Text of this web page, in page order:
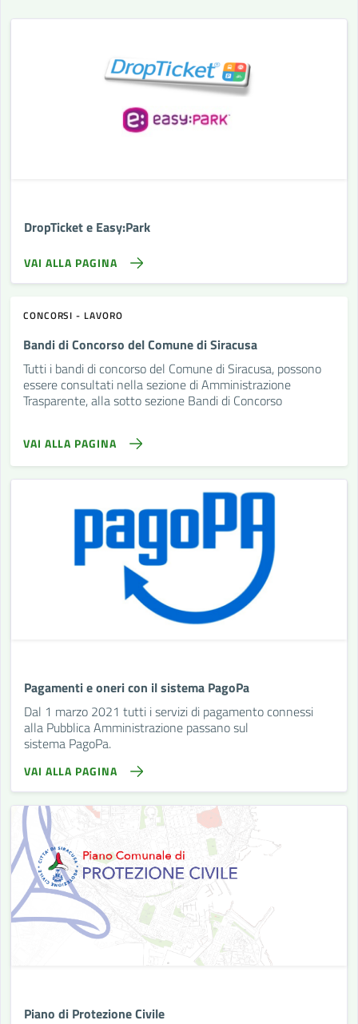
DropTicket e Easy:Park
VAI ALLA PAGINA
CONCORSI LAVORO
Bandi di Concorso del Comune di Siracusa
Tutti i bandi di concorso del Comune di Siracusa, possono
essere consultati nella sezione di Amministrazione
Trasparente, alla sotto sezione Bandi di Concorso
VAI ALLA PAGINA
Pagamenti e oneri con il sistema PagoPa
Dal 1 marzo 2021 tutti i servizi di pagamento connessi
alla Pubblica Amministrazione passano sul
sistema PagoPa.
VAI ALLA PAGINA
Piano di Protezione Civile